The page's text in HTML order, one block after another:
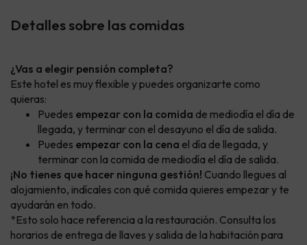
Detalles sobre las comidas
¿Vas a elegir pensión completa?
Este hotel es muy flexible y puedes organizarte como
quieras:
Puedes empezar con la comida de mediodía el día de
llegada, y terminar con el desayuno el día de salida.
Puedes empezar con la cena el día de llegada, y
terminar con la comida de mediodía el día de salida.
¡No tienes que hacer ninguna gestión! Cuando llegues al
alojamiento, indícales con qué comida quieres empezar y te
ayudarán en todo.
*Esto solo hace referencia a la restauración. Consulta los
horarios de entrega de llaves y salida de la habitación para